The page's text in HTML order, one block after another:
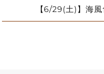
投
【6/29(土)】海